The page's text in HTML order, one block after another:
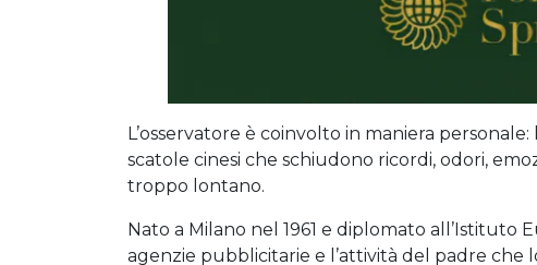
L’osservatore è coinvolto in maniera
scatole cinesi che schiudono ricordi, odori,
troppo lontano.
Nato a Milano nel 1961 e diplomato all’Istituto
agenzie pubblicitarie e l’attività del padre che